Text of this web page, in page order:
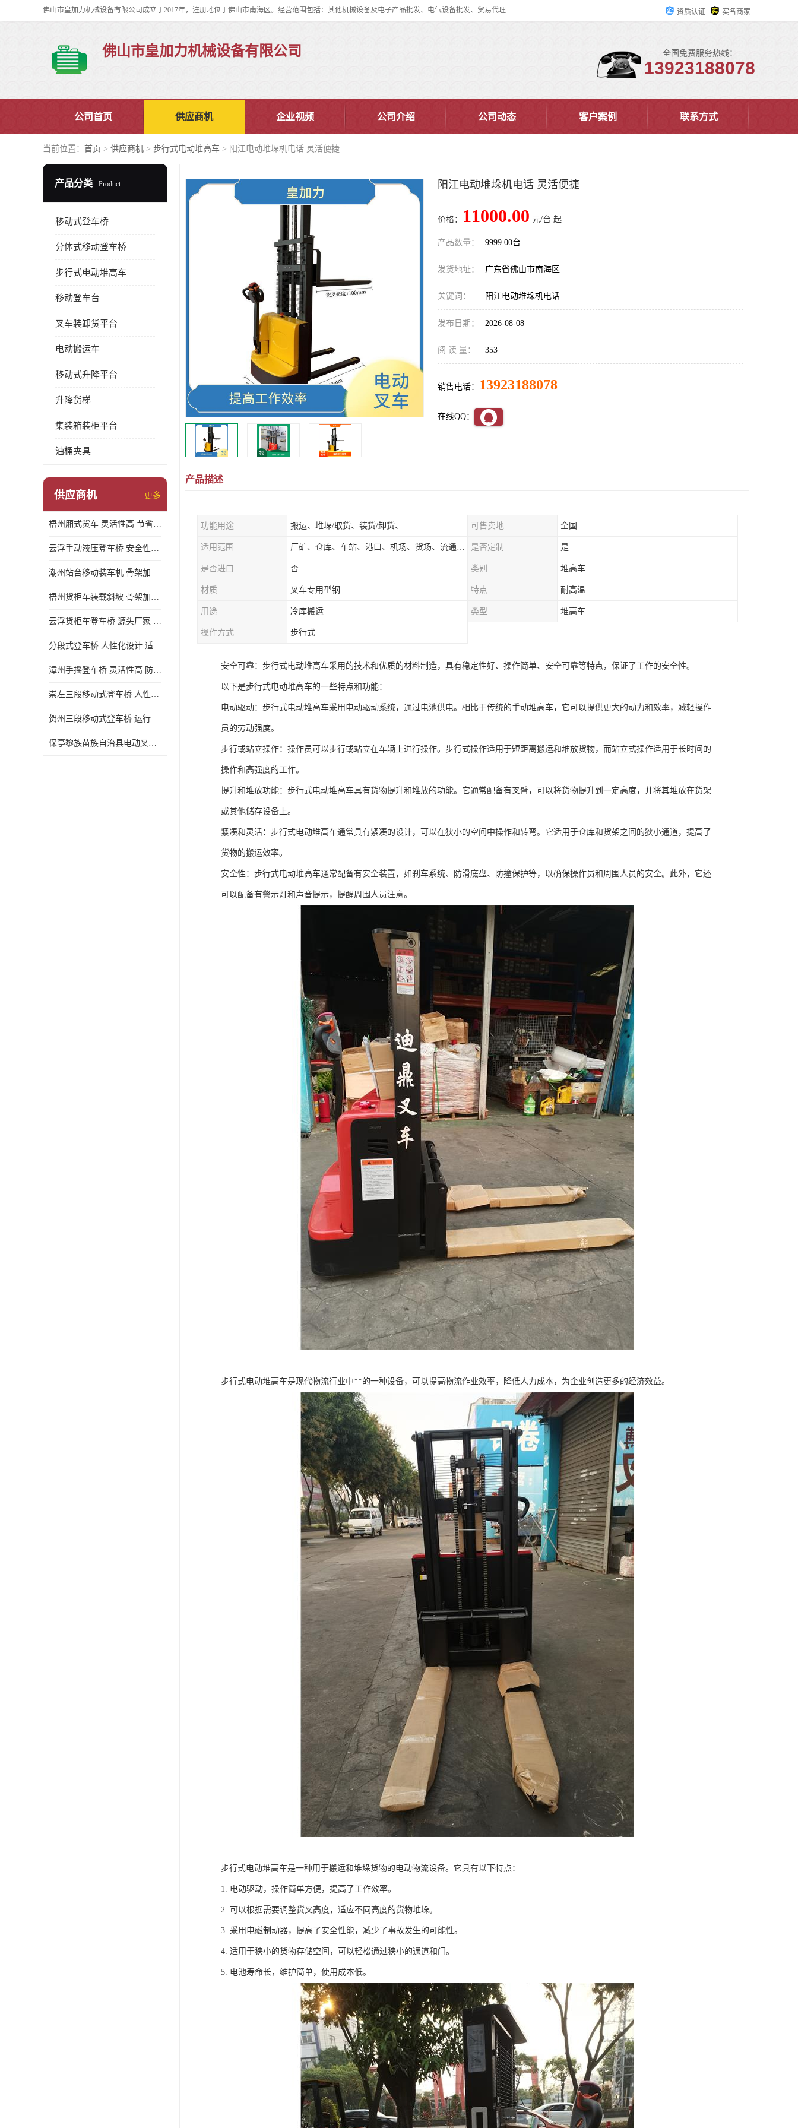
佛山市皇加力机械设备有限公司成立于2017年，注册地位于佛山市南海区。经营范围包括：其他机械设备及电子产品批发、电气设备批发、贸易代理、五金产品批发等；主要产品有：移动式登车桥、叉车装卸货平台、移动式升降机、升降货梯、油桶夹具、电动堆高车。 资质认证 实名商家
佛山市皇加力机械设备有限公司 全国免费服务热线：
13923188078
公司首页 供应商机 企业视频 公司介绍 公司动态 客户案例 联系方式
当前位置： 首页 > 供应商机 > 步行式电动堆高车 > 阳江电动堆垛机电话 灵活便捷
产品分类 Product
移动式登车桥
分体式移动登车桥
步行式电动堆高车
移动登车台
叉车装卸货平台
电动搬运车
移动式升降平台
升降货梯
集装箱装柜平台
油桶夹具
供应商机 更多
梧州厢式货车 灵活性高 节省空间
云浮手动液压登车桥 安全性较高 节省空间
潮州站台移动装车机 骨架加密 承载更强 皇加力机械设备厂
梧州货柜车装载斜坡 骨架加密 承载更强 皇加力机械设备厂
云浮货柜车登车桥 源头厂家 提高装卸作业效率
分段式登车桥 人性化设计 适用性广
漳州手摇登车桥 灵活性高 防滑性能好
崇左三段移动式登车桥 人性化设计 防滑性能好
贺州三段移动式登车桥 运行可靠 防滑性能好
保亭黎族苗族自治县电动叉车 性能稳定 运行平稳
阳江电动堆垛机电话 灵活便捷
价格： 11000.00 元/台 起
产品数量： 9999.00台
发货地址： 广东省佛山市南海区
关键词： 阳江电动堆垛机电话
发布日期： 2026-08-08
阅 读 量： 353
销售电话： 13923188078
在线QQ：
产品描述
功能用途 搬运、堆垛/取货、装货/卸货、 可售卖地 全国
适用范围 厂矿、仓库、车站、港口、机场、货场、流通中心和配送中心等场所 是否定制 是
是否进口 否 类别 堆高车
材质 叉车专用型钢 特点 耐高温
用途 冷库搬运 类型 堆高车
操作方式 步行式
安全可靠：步行式电动堆高车采用的技术和优质的材料制造，具有稳定性好、操作简单、安全可靠等特点，保证了工作的安全性。
以下是步行式电动堆高车的一些特点和功能：
电动驱动：步行式电动堆高车采用电动驱动系统，通过电池供电。相比于传统的手动堆高车，它可以提供更大的动力和效率，减轻操作
员的劳动强度。
步行或站立操作：操作员可以步行或站立在车辆上进行操作。步行式操作适用于短距离搬运和堆放货物，而站立式操作适用于长时间的
操作和高强度的工作。
提升和堆放功能：步行式电动堆高车具有货物提升和堆放的功能。它通常配备有叉臂，可以将货物提升到一定高度，并将其堆放在货架
或其他储存设备上。
紧凑和灵活：步行式电动堆高车通常具有紧凑的设计，可以在狭小的空间中操作和转弯。它适用于仓库和货架之间的狭小通道，提高了
货物的搬运效率。
安全性：步行式电动堆高车通常配备有安全装置，如刹车系统、防滑底盘、防撞保护等，以确保操作员和周围人员的安全。此外，它还
可以配备有警示灯和声音提示，提醒周围人员注意。
步行式电动堆高车是现代物流行业中**的一种设备，可以提高物流作业效率，降低人力成本，为企业创造更多的经济效益。
步行式电动堆高车是一种用于搬运和堆垛货物的电动物流设备。它具有以下特点：
1. 电动驱动，操作简单方便，提高了工作效率。
2. 可以根据需要调整货叉高度，适应不同高度的货物堆垛。
3. 采用电磁制动器，提高了安全性能，减少了事故发生的可能性。
4. 适用于狭小的货物存储空间，可以轻松通过狭小的通道和门。
5. 电池寿命长，维护简单，使用成本低。